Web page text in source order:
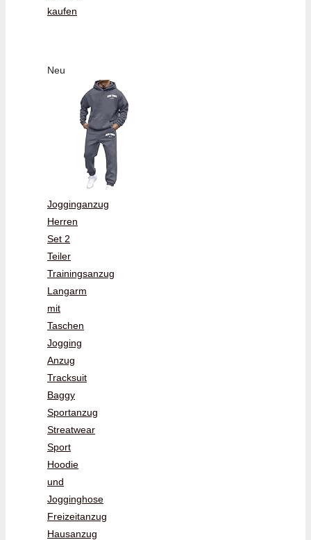
kaufen
Neu
Jogginganzug
Herren
Set 2
Teiler
Trainingsanzug
Langarm
mit
Taschen
Jogging
Anzug
Tracksuit
Baggy
Sportanzug
Streatwear
Sport
Hoodie
und
Jogginghose
Freizeitanzug
Hausanzug